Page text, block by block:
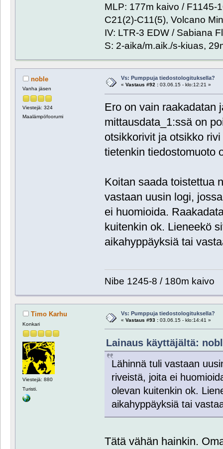
MLP: 177m kaivo / F1145-
C21(2)-C11(5), Volcano
IV: LTR-3 EDW / Sabiana
S: 2-aika/m.aik./s-kiuas,
noble
Vanha jäsen
Viestejä: 324
Maalämpöfoorumi
Vs: Pumppuja tiedostologituksella?
« Vastaus #92 :03.06.15 - klo:12:21 »
Ero on vain raakadatan
mittausdata_1:ssä on
otsikkorivit ja otsikko
tietenkin tiedostomuoto
Koitan saada toistettua
vastaan uusin logi,
ei huomioida.
kuitenkin ok. Lieneekö
aikahyppäyksiä tai
Nibe 1245-8 / 180m kaivo
Timo Karhu
Konkari
Viestejä: 880
Turisti.
Vs: Pumppuja tiedostologituksella?
« Vastaus #93 :03.06.15 - klo:14:41 »
Lainaus käyttäjältä:
Lähinnä tuli vastaan
riveistä, joita ei
olevan kuitenkin ok.
aikahyppäyksiä tai
Tätä vähän hainkin.